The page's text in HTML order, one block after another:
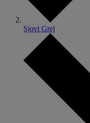
Sjovt Grej